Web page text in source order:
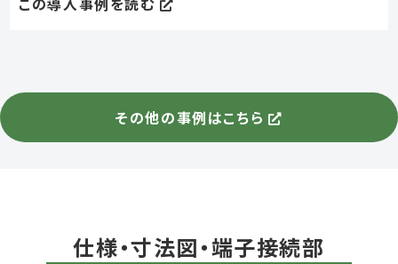
その他の事例はこちら
仕様・寸法図・端子接続部